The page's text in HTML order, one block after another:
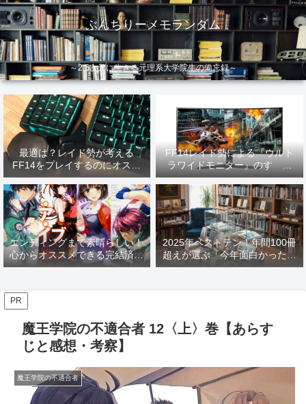
ぶんちりーメモランダム
～2.5次元に生きる元理系大学院生の備忘録～
最適は？レイド勢が考える
FF14をプレイするのにオスス
メなデバイス【2026年更新】
FF14レイド勢による『ウルト
ラワイドモニター』のすゝめ
【2026年更新】
エンディングまで素晴らしい！
心からオススメできる完結済み
ラノベ
2025年ベストテン！年間100冊
超えが選ぶ「今年面白かった本
10選」！
PR
魔王学院の不適合者 12〈上〉巻【あらす
じと感想・考察】
魔王学院の不適合者